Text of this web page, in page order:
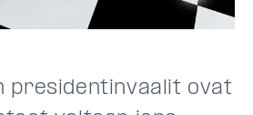
presidentinvaalit ovat